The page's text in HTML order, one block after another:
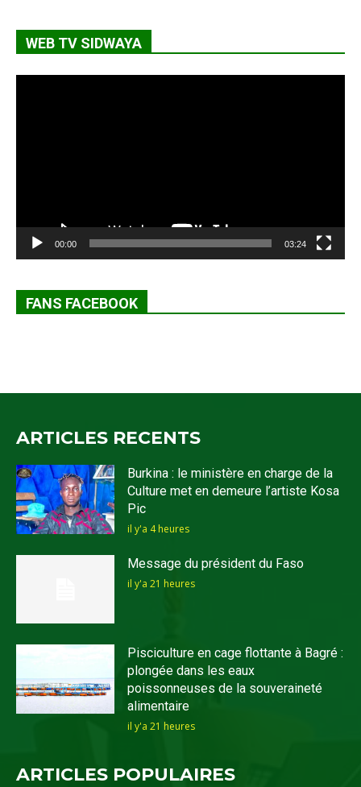
WEB TV SIDWAYA
00:00 03:24
FANS FACEBOOK
ARTICLES RECENTS
Burkina : le ministère en charge de la
Culture met en demeure l’artiste Kosa
Pic
il y'a 4 heures
Message du président du Faso
il y'a 21 heures
Pisciculture en cage flottante à Bagré :
plongée dans les eaux
poissonneuses de la souveraineté
alimentaire
il y'a 21 heures
ARTICLES POPULAIRES